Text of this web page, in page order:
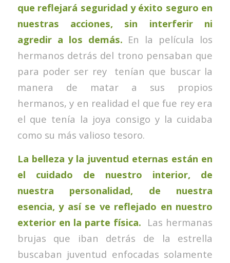
que reflejará seguridad y éxito seguro en
nuestras acciones, sin interferir ni
agredir a los demás. En la película los
hermanos detrás del trono pensaban que
para poder ser rey tenían que buscar la
manera de matar a sus propios
hermanos, y en realidad el que fue rey era
el que tenía la joya consigo y la cuidaba
como su más valioso tesoro.
La belleza y la juventud eternas están en
el cuidado de nuestro interior, de
nuestra personalidad, de nuestra
esencia, y así se ve reflejado en nuestro
exterior en la parte física. Las hermanas
brujas que iban detrás de la estrella
buscaban juventud enfocadas solamente